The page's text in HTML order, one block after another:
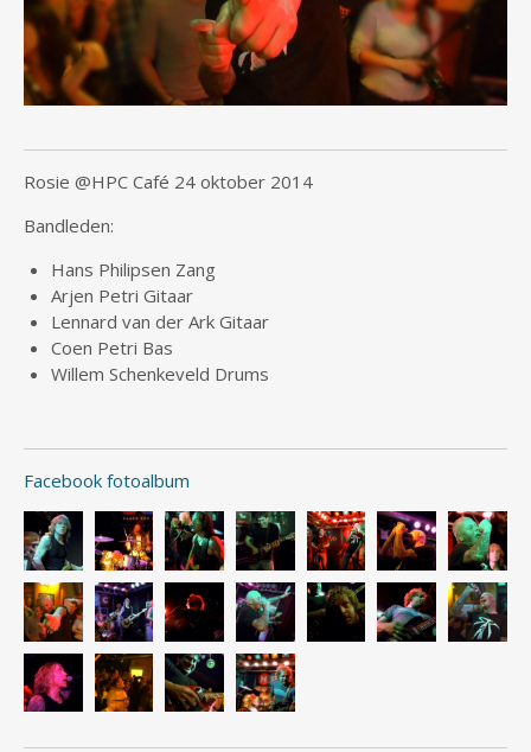
Rosie @HPC Café 24 oktober 2014
Bandleden:
Hans Philipsen Zang
Arjen Petri Gitaar
Lennard van der Ark Gitaar
Coen Petri Bas
Willem Schenkeveld Drums
Facebook fotoalbum